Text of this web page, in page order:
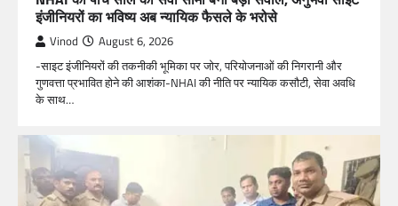
इंजीनियरों का भविष्य अब न्यायिक फैसले के भरोसे
Vinod August 6, 2026
-साइट इंजीनियरों की तकनीकी भूमिका पर जोर, परियोजनाओं की निगरानी और
गुणवत्ता प्रभावित होने की आशंका-NHAI की नीति पर न्यायिक कसौटी, सेवा अवधि
के साथ…